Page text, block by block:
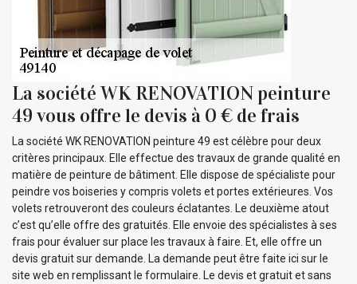
La société WK RENOVATION peinture
49 vous offre le devis à 0 € de frais
La société WK RENOVATION peinture 49 est célèbre pour deux
critères principaux. Elle effectue des travaux de grande qualité en
matière de peinture de bâtiment. Elle dispose de spécialiste pour
peindre vos boiseries y compris volets et portes extérieures. Vos
volets retrouveront des couleurs éclatantes. Le deuxième atout
c’est qu’elle offre des gratuités. Elle envoie des spécialistes à ses
frais pour évaluer sur place les travaux à faire. Et, elle offre un
devis gratuit sur demande. La demande peut être faite ici sur le
site web en remplissant le formulaire. Le devis et gratuit et sans